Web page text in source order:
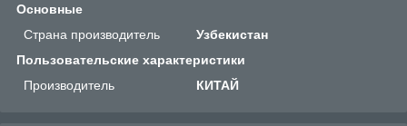
Основные
Страна производитель
Узбекистан
Пользовательские характеристики
Производитель
КИТАЙ